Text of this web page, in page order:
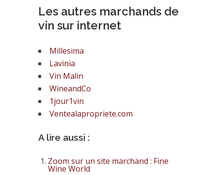
Les autres marchands de
vin sur internet
Millesima
Lavinia
Vin Malin
WineandCo
1jour1vin
Ventealapropriete.com
A lire aussi :
Zoom sur un site marchand : Fine
Wine World